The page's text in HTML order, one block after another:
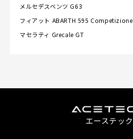
メルセデスベンツ G63
フィアット ABARTH 595 Competizione
マセラティ Grecale GT
エーステック